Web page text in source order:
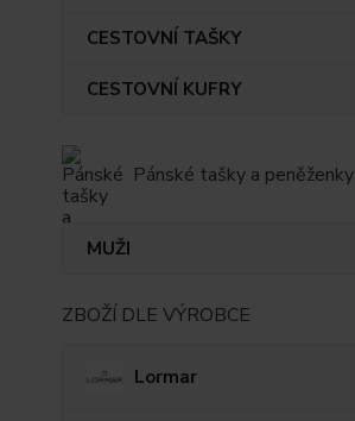
CESTOVNÍ TAŠKY
CESTOVNÍ KUFRY
Pánské tašky a peněženky
MUŽI
ZBOŽÍ DLE VÝROBCE
Lormar